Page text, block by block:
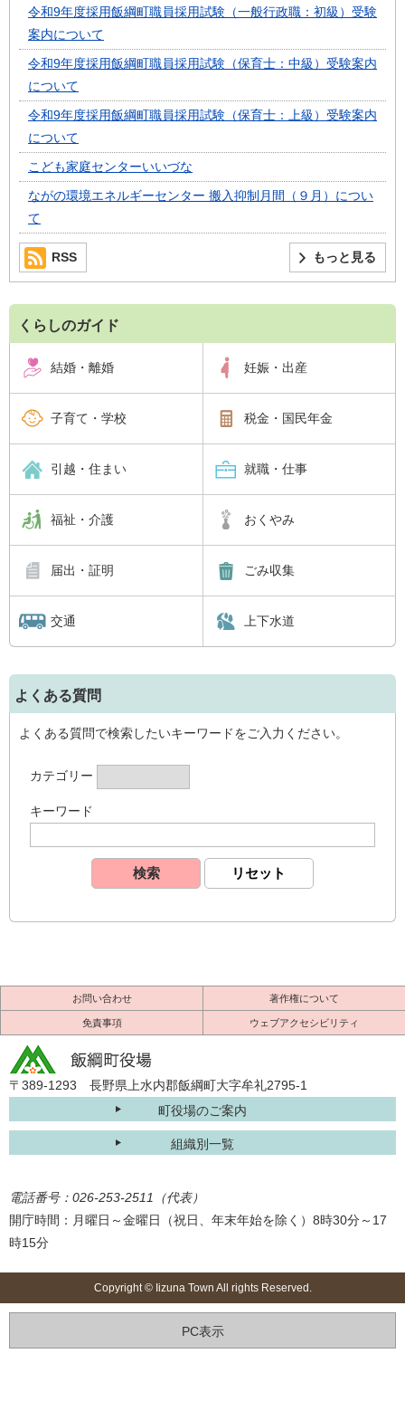
令和9年度採用飯綱町職員採用試験（一般行政職：初級）受験
案内について
令和9年度採用飯綱町職員採用試験（保育士：中級）受験案内
について
令和9年度採用飯綱町職員採用試験（保育士：上級）受験案内
について
こども家庭センターいいづな
ながの環境エネルギーセンター 搬入抑制月間（９月）につい
て
もっと見る
RSS
くらしのガイド
結婚・離婚 妊娠・出産
子育て・学校 税金・国民年金
引越・住まい 就職・仕事
福祉・介護 おくやみ
届出・証明 ごみ収集
交通 上下水道
よくある質問
よくある質問で検索したいキーワードをご入力ください。
カテゴリー
キーワード
お問い合わせ 著作権について
免責事項 ウェブアクセシビリティ
〒389-1293 長野県上水内郡飯綱町大字牟礼2795-1
町役場のご案内
組織別一覧
電話番号：026-253-2511（代表）
開庁時間：月曜日～金曜日（祝日、年末年始を除く）8時30分～17
時15分
Copyright © Iizuna Town All rights Reserved.
PC表示